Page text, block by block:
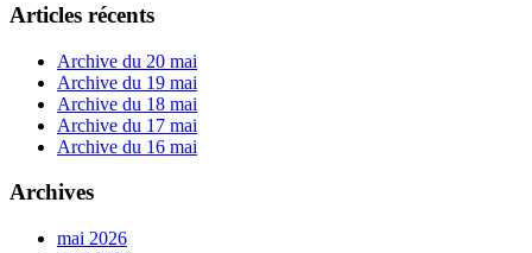
Articles récents
Archive du 20 mai
Archive du 19 mai
Archive du 18 mai
Archive du 17 mai
Archive du 16 mai
Archives
mai 2026